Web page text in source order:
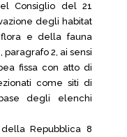
Consiglio del 21
degli habitat
e della fauna
paragrafo 2, ai sensi
fissa con atto di
come siti di
degli elenchi
Repubblica 8